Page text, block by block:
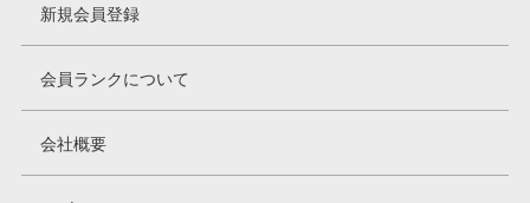
新規会員登録
会員ランクについて
会社概要